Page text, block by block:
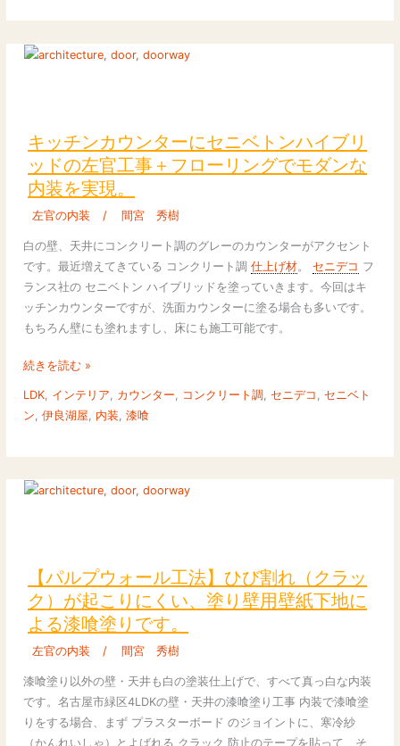
ク
解
決。
外
ス
壁
の
組
合
わ
せ。
キッチンカウンターにセニベトンハイブリ
ッドの左官工事＋フローリングでモダンな
内装を実現。
左官の内装 / 間宮 秀樹
白の壁、天井にコンクリート調のグレーのカウンターがアクセント
です。最近増えてきている コンクリート調仕上げ材。 セニデコ フ
ランス社の セニベトン ハイブリッドを塗っていきます。今回はキ
ッチンカウンターですが、洗面カウンターに塗る場合も多いです。
もちろん壁にも塗れますし、床にも施工可能です。
チ
ン
カ
ウ
ン
ー
に
セ
ニ
ベ
ト
ハ
イ
ッ
工
事
＋
フ
ー
リ
ン
続きを読む »
LDK, インテリア, カウンター, コンクリート調, セニデコ , セニベト
ン,伊良湖屋, 内装,漆喰
【パルプウォール工法】ひび割れ（クラッ
ク）が起こりにくい、塗り壁用壁紙下地に
よる漆喰塗りです。
左官の内装 / 間宮 秀樹
漆喰塗り以外の壁・天井も白の塗装仕上げで、すべて真っ白な内装
です。名古屋市緑区4LDKの壁・天井の漆喰塗り工事 内装で漆喰塗
りをする場合、まず プラスターボード のジョイントに、寒冷紗
（かんれいしゃ）とよばれる クラック 防止のテープを貼って、そ
ウ
ォ
ー
ル
法】
ひ
び